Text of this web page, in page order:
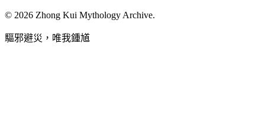
© 2026 Zhong Kui Mythology Archive.
驅邪避災，唯我鍾馗